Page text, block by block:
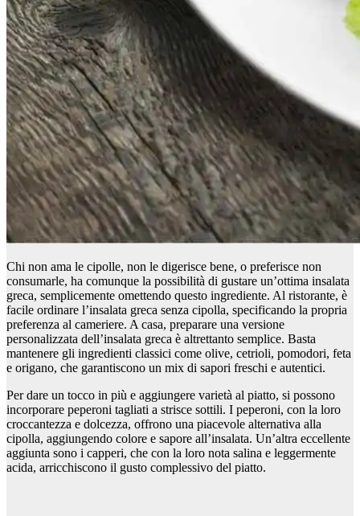
Chi non ama le cipolle, non le digerisce bene, o preferisce non
consumarle, ha comunque la possibilità di gustare un’ottima insalata
greca, semplicemente omettendo questo ingrediente. Al ristorante, è
facile ordinare l’insalata greca senza cipolla, specificando la propria
preferenza al cameriere. A casa, preparare una versione
personalizzata dell’insalata greca è altrettanto semplice. Basta
mantenere gli ingredienti classici come olive, cetrioli, pomodori, feta
e origano, che garantiscono un mix di sapori freschi e autentici.
Per dare un tocco in più e aggiungere varietà al piatto, si possono
incorporare peperoni tagliati a strisce sottili. I peperoni, con la loro
croccantezza e dolcezza, offrono una piacevole alternativa alla
cipolla, aggiungendo colore e sapore all’insalata. Un’altra eccellente
aggiunta sono i capperi, che con la loro nota salina e leggermente
acida, arricchiscono il gusto complessivo del piatto.